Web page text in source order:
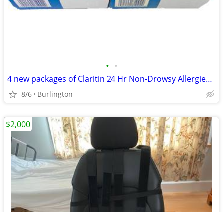
• •
4 new packages of Claritin 24 Hr Non-Drowsy Allergies! Loratadine 10mg
8/6 Burlington
$2,000